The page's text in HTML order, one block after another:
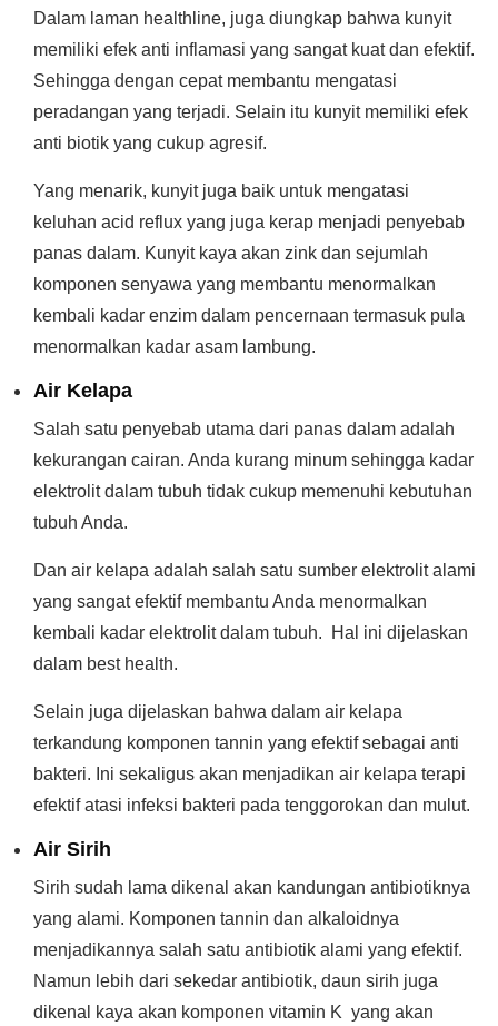
Dalam laman healthline, juga diungkap bahwa kunyit
memiliki efek anti inflamasi yang sangat kuat dan efektif.
Sehingga dengan cepat membantu mengatasi
peradangan yang terjadi. Selain itu kunyit memiliki efek
anti biotik yang cukup agresif.
Yang menarik, kunyit juga baik untuk mengatasi
keluhan acid reflux yang juga kerap menjadi penyebab
panas dalam. Kunyit kaya akan zink dan sejumlah
komponen senyawa yang membantu menormalkan
kembali kadar enzim dalam pencernaan termasuk pula
menormalkan kadar asam lambung.
Air Kelapa
Salah satu penyebab utama dari panas dalam adalah
kekurangan cairan. Anda kurang minum sehingga kadar
elektrolit dalam tubuh tidak cukup memenuhi kebutuhan
tubuh Anda.
Dan air kelapa adalah salah satu sumber elektrolit alami
yang sangat efektif membantu Anda menormalkan
kembali kadar elektrolit dalam tubuh. Hal ini dijelaskan
dalam best health.
Selain juga dijelaskan bahwa dalam air kelapa
terkandung komponen tannin yang efektif sebagai anti
bakteri. Ini sekaligus akan menjadikan air kelapa terapi
efektif atasi infeksi bakteri pada tenggorokan dan mulut.
Air Sirih
Sirih sudah lama dikenal akan kandungan antibiotiknya
yang alami. Komponen tannin dan alkaloidnya
menjadikannya salah satu antibiotik alami yang efektif.
Namun lebih dari sekedar antibiotik, daun sirih juga
dikenal kaya akan komponen vitamin K yang akan